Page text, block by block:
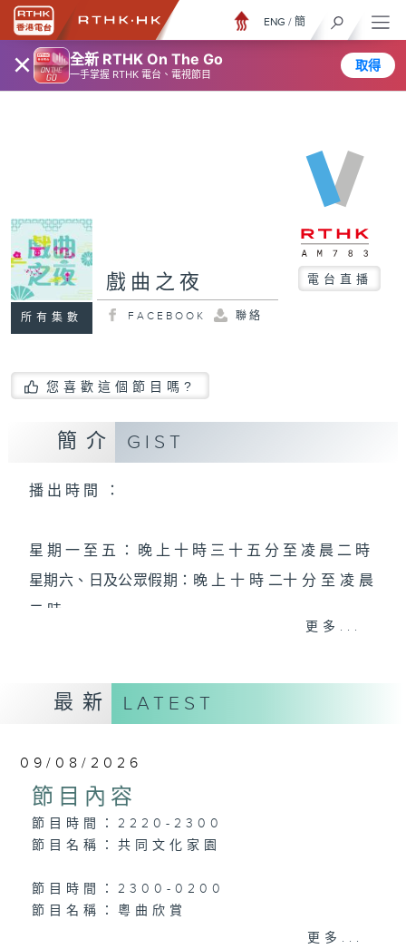
× 全新 RTHK On The Go
一手掌握 RTHK 電台、電視節目
取得
ENG / 簡
所有集數
戲曲之夜 電台直播
FACEBOOK 聯絡
您喜歡這個節目嗎?
簡介 GIST
播 出 時 間 ：
星 期 一 至 五 ： 晚 上 十 時 三 十 五 分 至 凌 晨 二 時
星期六、日及公眾假期：晚 上 十 時 二十 分 至 凌 晨
二 時
黃可柔、馬崇恩、蕭桐、陳婉紅、紅萍、林玉琴、陳
為顧及平日需要上班的聽眾，《戲曲之夜》安排在每
個晚上播放粵曲，以地方語言介紹京劇、潮劇、越劇
等；務求以同一語言介紹同一劇種，望能令廣大聽眾
有更親切的感受。
更多...
最新 LATEST
09/08/2026
節目內容
節目時間：2220-2300
節目名稱：共同文化家園
節目時間：2300-0200
節目名稱：粵曲欣賞
更多...